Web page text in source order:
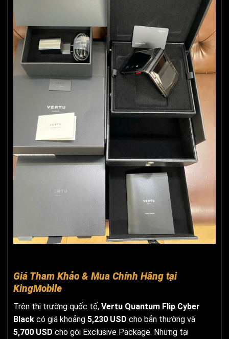
Giá Tham Khảo & Mua Chính Hãng tại
KingMobile
Trên thị trường quốc tế, Vertu Quantum Flip Cyber
Black có giá khoảng 5,230 USD cho bản thường và
5,700 USD cho gói Exclusive Package. Nhưng tại